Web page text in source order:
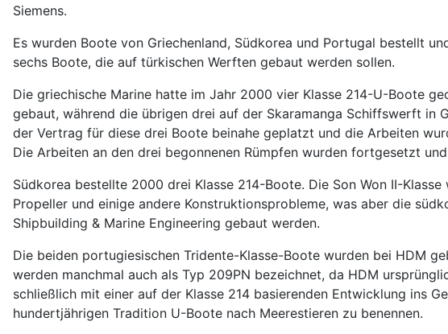
Siemens.
Es wurden Boote von Griechenland, Südkorea und Portugal bestellt
sechs Boote, die auf türkischen Werften gebaut werden sollen.
Die griechische Marine hatte im Jahr 2000 vier Klasse 214-U-Boote
gebaut, während die übrigen drei auf der Skaramanga Schiffswerft in
der Vertrag für diese drei Boote beinahe geplatzt und die Arbeiten
Die Arbeiten an den drei begonnenen Rümpfen wurden fortgesetzt
Südkorea bestellte 2000 drei Klasse 214-Boote. Die Son Won II-
Propeller und einige andere Konstruktionsprobleme, was aber die
Shipbuilding & Marine Engineering gebaut werden.
Die beiden portugiesischen Tridente-Klasse-Boote wurden bei HDM
werden manchmal auch als Typ 209PN bezeichnet, da HDM
schließlich mit einer auf der Klasse 214 basierenden Entwicklung ins
hundertjährigen Tradition U-Boote nach Meerestieren zu benennen.